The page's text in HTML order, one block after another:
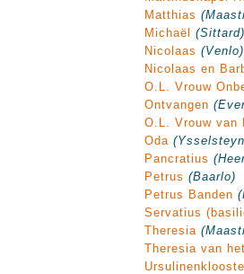
Matthias
Michaël
(Sittard)
Nicolaas (Venlo)
Nicolaas en
O.L. Vrouw
Ontvangen
O.L. Vrouw van
Oda
Pancratius
Petrus (Baarlo)
Petrus Banden
Servatius
Theresia
Theresia van